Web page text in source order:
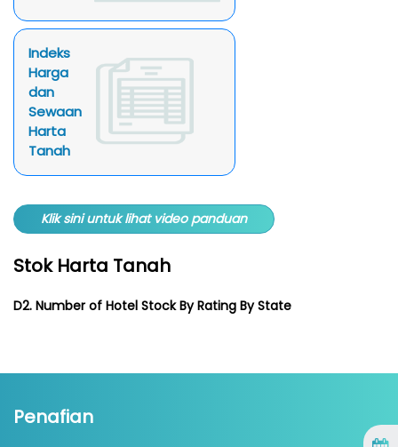
Indeks
Harga
dan
Sewaan
Harta
Tanah
Klik sini untuk lihat video panduan
Stok Harta Tanah
D2. Number of Hotel Stock By Rating By State
Penafian